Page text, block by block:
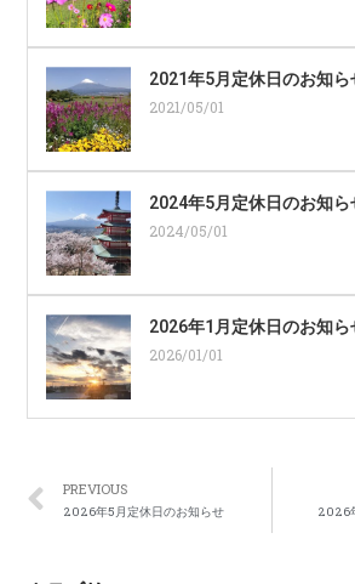
2021年5月定休日のお知ら
2021/05/01
2024年5月定休日のお知ら
2024/05/01
2026年1月定休日のお知ら
2026/01/01
PREVIOUS
2026年5月定休日のお知らせ 2026